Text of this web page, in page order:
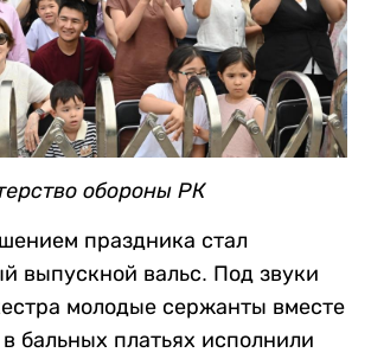
обороны РК
праздника стал
выпускной вальс. Под звуки
молодые сержанты вместе
бальных платьях исполнили